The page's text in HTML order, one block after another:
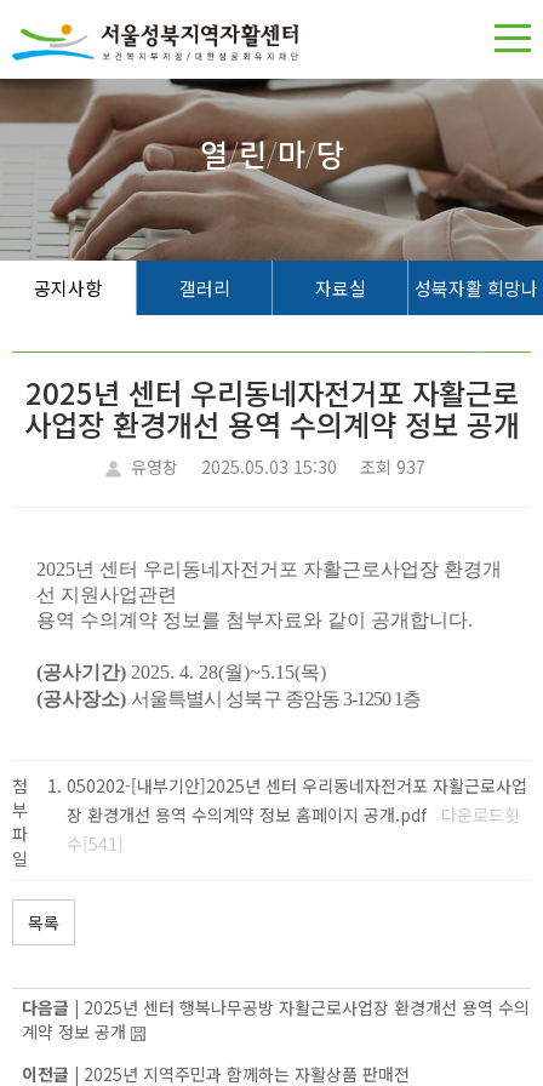
열/린/마/당
공지사항 갤러리 자료실 성북자활 희망나
2025년 센터 우리동네자전거포 자활근로
사업장 환경개선 용역 수의계약 정보 공개
유영창 2025.05.03 15:30 조회 937
2025년 센터 우리동네자전거포 자활근로사업장 환경개
선 지원사업관련
용역 수의계약 정보를 첨부자료와 같이 공개합니다.
(공사기간) 2025. 4. 28(월)~5.15(목)
(공사장소) 서울특별시 성북구 종암동3-1250 1층
첨
부
파
일
050202-[내부기안]2025년 센터 우리동네자전거포 자활근로사업
장 환경개선 용역 수의계약 정보 홈페이지 공개.pdf
다운로드횟
수[541]
목록
다음글 | 2025년 센터 행복나무공방 자활근로사업장 환경개선 용역 수의
계약 정보 공개
이전글 | 2025년 지역주민과 함께하는 자활상품 판매전